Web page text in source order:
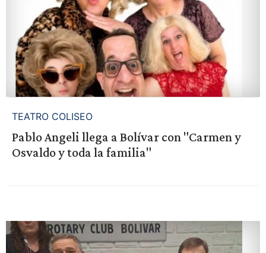
TEATRO COLISEO
Pablo Angeli llega a Bolívar con "Carmen y
Osvaldo y toda la familia"